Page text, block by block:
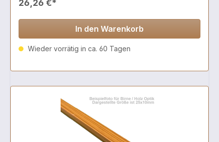
26,26 €*
In den Warenkorb
Wieder vorrätig in ca. 60 Tagen